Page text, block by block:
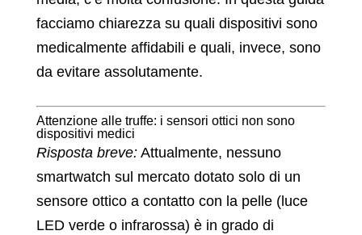
facciamo chiarezza su quali dispositivi sono
medicalmente affidabili e quali, invece, sono
da evitare assolutamente.
Attenzione alle truffe: i sensori ottici non sono
dispositivi medici
Risposta breve:Attualmente, nessuno
smartwatch sul mercato dotato solo di un
sensore ottico a contatto con la pelle (luce
LED verde o infrarossa) è in grado di